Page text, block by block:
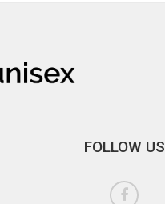
FOLLOW US